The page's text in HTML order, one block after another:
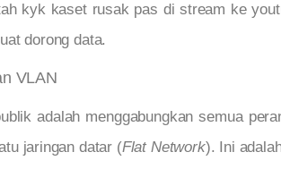
kyk kaset rusak pas di stream ke
dorong data.
VLAN
adalah menggabungkan semua
jaringan datar (Flat Network). Ini